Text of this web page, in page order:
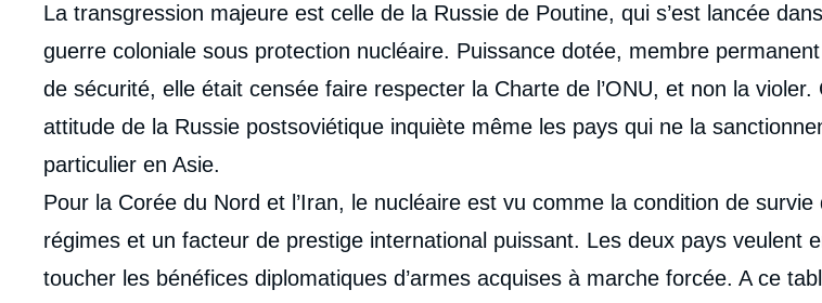
La transgression majeure est celle de la Russie de Poutine, qui s’est lancée
guerre coloniale sous protection nucléaire. Puissance dotée, membre permanent
de sécurité, elle était censée faire respecter la Charte de l’ONU, et non la violer.
attitude de la Russie postsoviétique inquiète même les pays qui ne la
particulier en Asie.
Pour la Corée du Nord et l’Iran, le nucléaire est vu comme la condition de survie
régimes et un facteur de prestige international puissant. Les deux pays veulent
toucher les bénéfices diplomatiques d’armes acquises à marche forcée. A ce